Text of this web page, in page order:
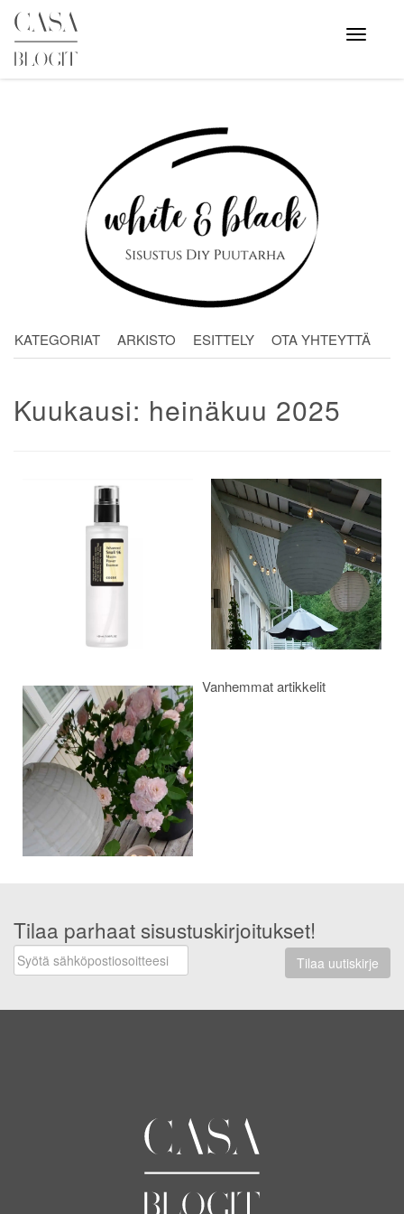
Skip
content
Avaa
valikko
KATEGORIAT ARKISTO ESITTELY OTA YHTEYTTÄ
Kuukausi: heinäkuu 2025
Artikkelien
selaus
Vanhemmat artikkelit
Tilaa parhaat sisustuskirjoitukset!
Tilaa uutiskirje